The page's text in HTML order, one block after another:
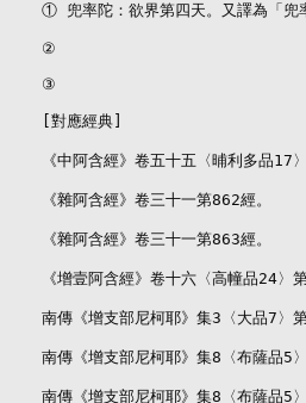
① 兜率陀：欲界第四天。又譯為「兜
②
③
[對應經典]
《中阿含經》卷五十五〈晡利多品17
《雜阿含經》卷三十一第862經。
《雜阿含經》卷三十一第863經。
《增壹阿含經》卷十六〈高幢品24〉
南傳《增支部尼柯耶》集3〈大品7〉
南傳《增支部尼柯耶》集8〈布薩品5
南傳《增支部尼柯耶》集8〈布薩品5